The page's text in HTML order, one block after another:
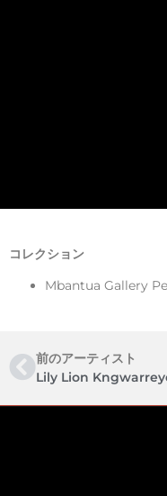
コレクション
Mbantua Gallery
前のアーティスト
Lily Lion